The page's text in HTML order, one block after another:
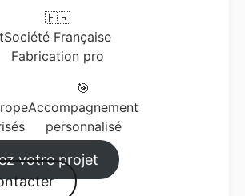
🇫🇷
Société Française
Fabrication pro
🎯
Accompagnement
personnalisé
votre projet